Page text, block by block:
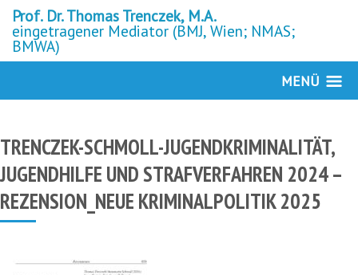
Prof. Dr. Thomas Trenczek, M.A.
eingetragener Mediator (BMJ, Wien; NMAS;
BMWA)
MENÜ
TRENCZEK-SCHMOLL-JUGENDKRIMINALITÄT,
JUGENDHILFE UND STRAFVERFAHREN 2024 –
REZENSION_NEUE KRIMINALPOLITIK 2025